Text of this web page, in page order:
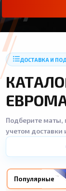
ДОСТАВКА И
Подберите маты,
учетом доставки
Популярные